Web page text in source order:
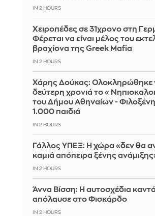
IN 2 HOURS
Χειροπέδες σε 31χρονο στη
Φέρεται να είναι μέλος του
βραχίονα της Greek Mafia
IN 2 HOURS
Χάρης Δούκας: Ολοκληρώθηκε
δεύτερη χρονιά το
του Δήμου Αθηναίων -
1.000 παιδιά
IN 2 HOURS
Γάλλος ΥΠΕΞ: Η χώρα «δεν θα
καμιά απόπειρα ξένης
IN 2 HOURS
Άννα Βίσση: Η αυτοσχέδια
απόλαυσε στο Φισκάρδο
IN 2 HOURS